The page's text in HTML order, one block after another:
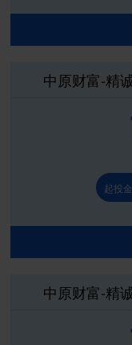
中原财富-精
起投
中原财富-精